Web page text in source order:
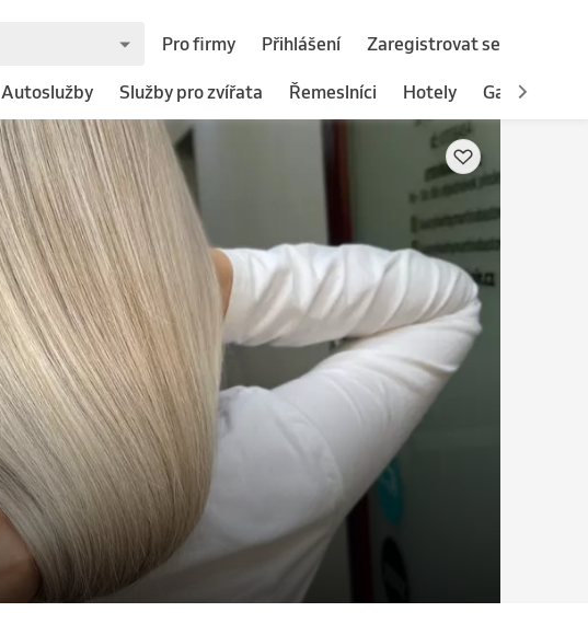
Pro firmy Přihlášení Zaregistrovat se
Autoslužby Služby pro zvířata Řemeslníci Hotely Gastronomie